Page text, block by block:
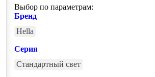
Выбор по параметрам:
Бренд
Hella
Серия
Стандартный свет